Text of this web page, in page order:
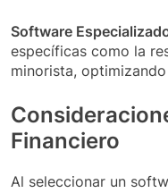
Software
específicas como la
minorista,
Financiero
Al seleccionar un